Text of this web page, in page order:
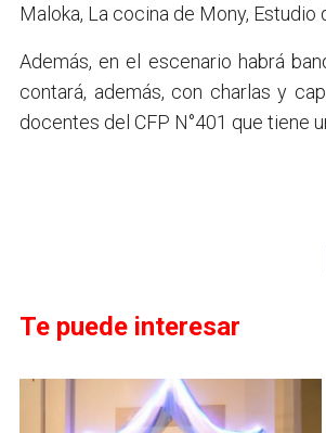
Maloka, La cocina de Mony, Estudio
Además, en el escenario habrá
contará, además, con charlas y
docentes del CFP N°401 que tiene
Te puede interesar